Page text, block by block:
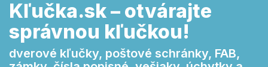
Kľučka.sk – otvárajte
správnou kľučkou!
dverové kľučky, poštové schránky, FAB,